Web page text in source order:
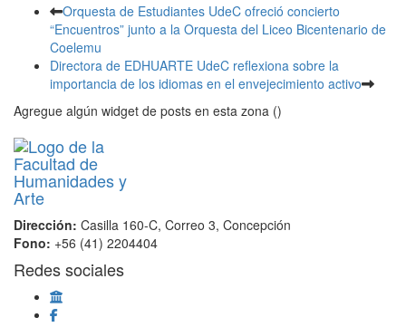
Orquesta de Estudiantes UdeC ofreció concierto
“Encuentros” junto a la Orquesta del Liceo Bicentenario de
Coelemu
Directora de EDHUARTE UdeC reflexiona sobre la
importancia de los idiomas en el envejecimiento activo
Agregue algún widget de posts en esta zona ()
Dirección: Casilla 160-C, Correo 3, Concepción
Fono: +56 (41) 2204404
Redes sociales